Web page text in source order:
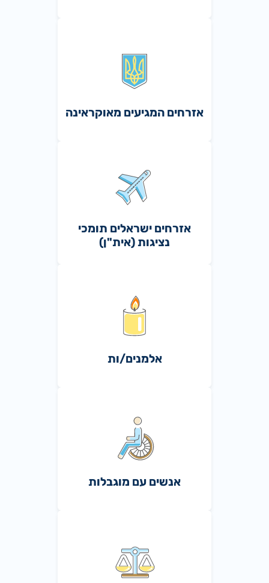
אזרחים המגיעים מאוקראינה
אזרחים ישראלים תומכי
נציגות (אית"ן)
אלמנים/ות
אנשים עם מוגבלות